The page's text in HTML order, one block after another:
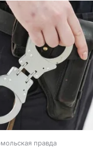
правда